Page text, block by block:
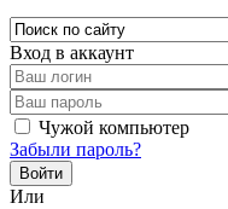
Вход в аккаунт
Чужой компьютер
Забыли пароль?
Или